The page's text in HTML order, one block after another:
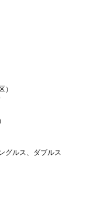
）
グルス、ダブルス